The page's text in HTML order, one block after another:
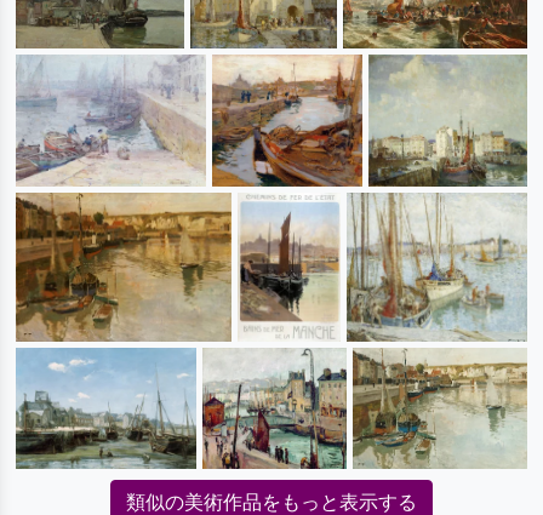
類似の美術作品をもっと表示する